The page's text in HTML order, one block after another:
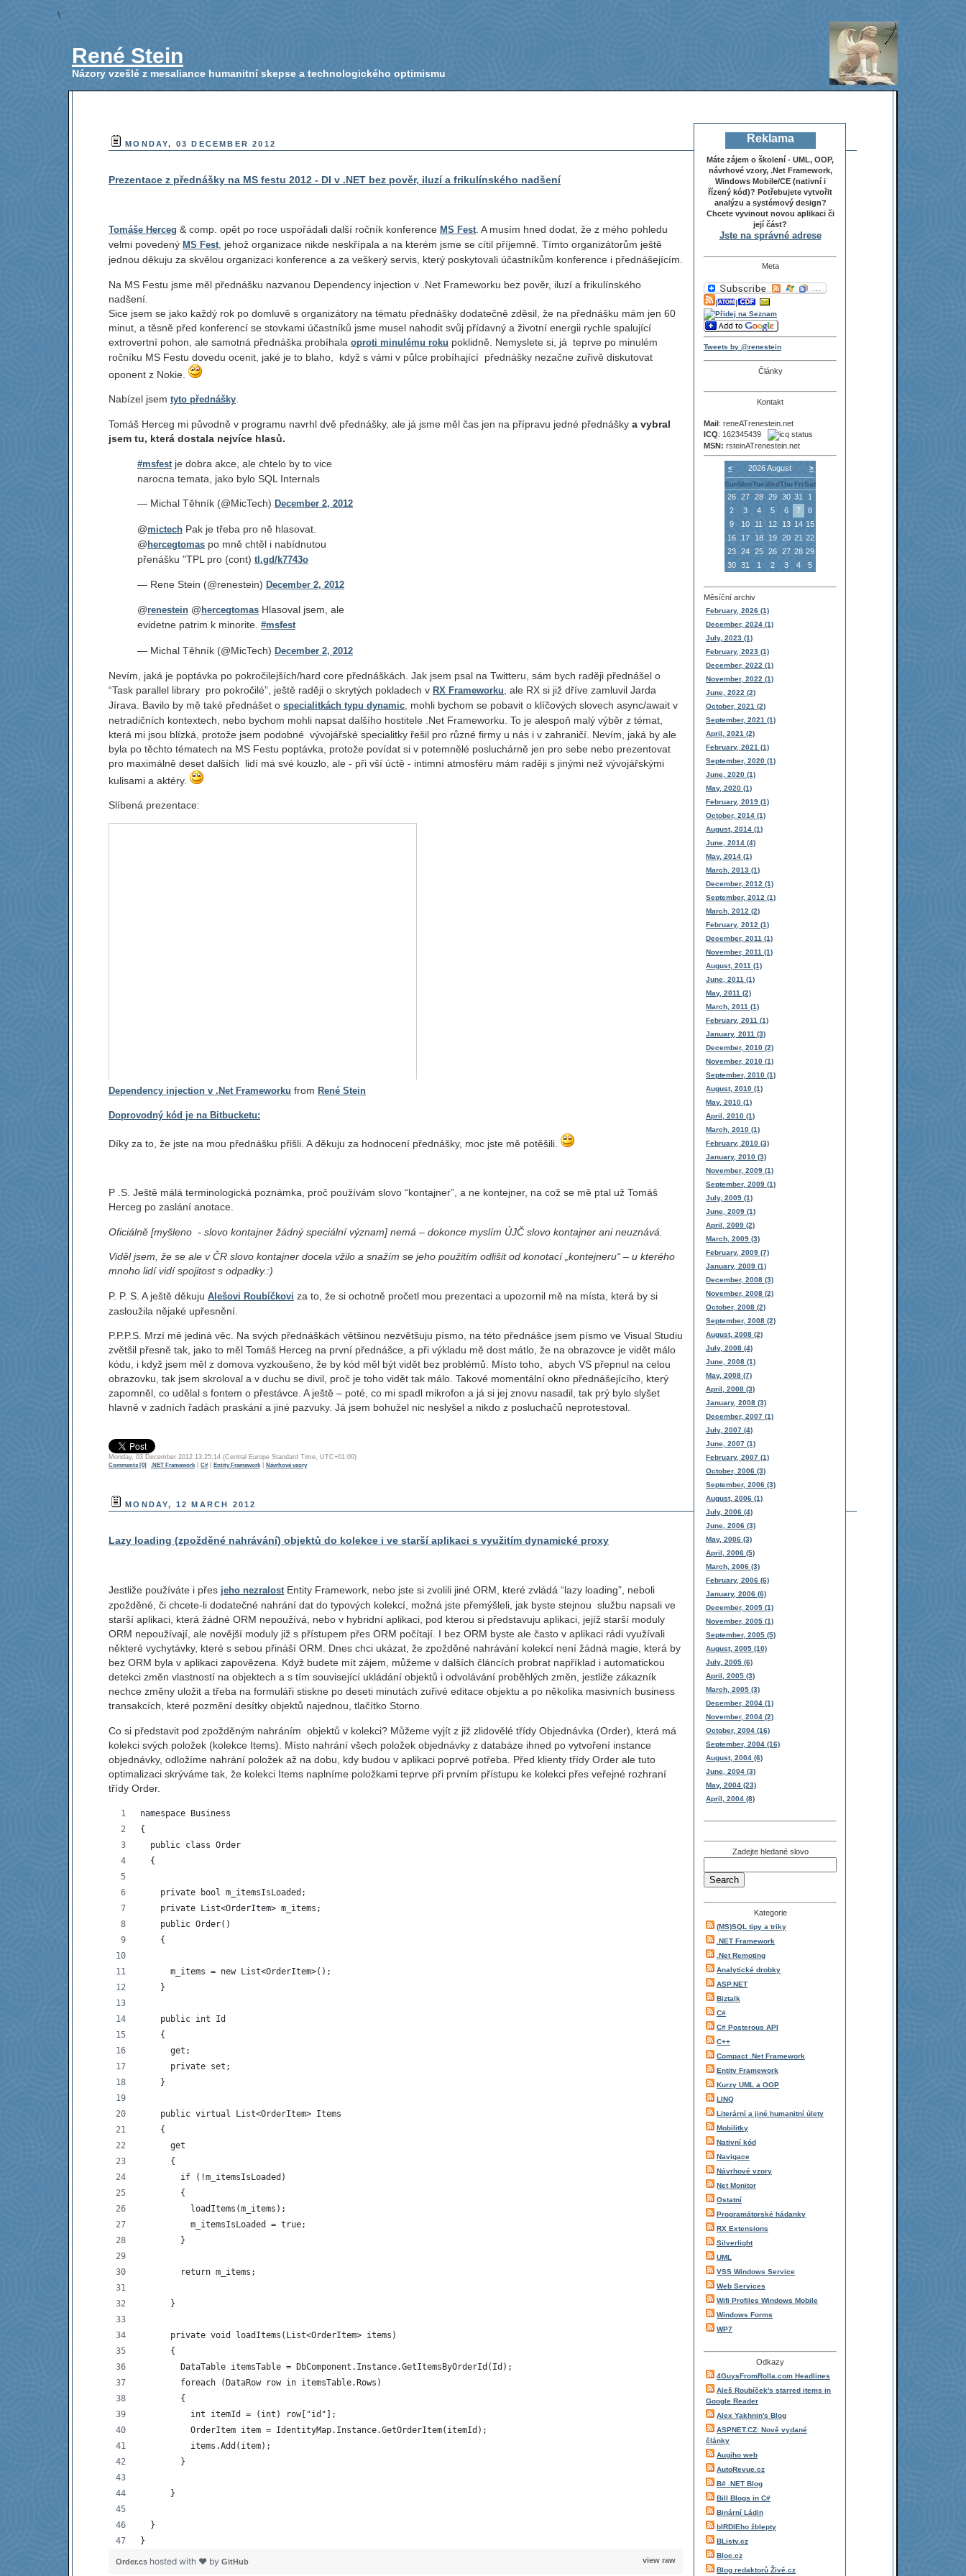
\
René Stein
Názory vzešlé z mesaliance humanitní skepse a technologického optimismu
Reklama
Máte zájem o školení - UML, OOP,
návrhové vzory, .Net Framework,
Windows Mobile/CE (nativní i
řízený kód)? Potřebujete vytvořit
analýzu a systémový design?
Chcete vyvinout novou aplikaci či
její část?
Jste na správné adrese
Meta
Tweets by @renestein
Články
Kontakt
Mail: reneATrenestein.net
ICQ: 162345439
MSN: rsteinATrenestein.net
< 2026 August
>
SunMonTueWedThu FriSat
26 27 28 29 30 31
1
2
3 4 5 6 7
8
9
10 11 12 13 14 15
16
17 18 19 20 21 22
23
24 25 26 27 28 29
30
31 1 2 3 4 5
Měsíční archiv
February, 2026 (1)
December, 2024 (1)
July, 2023 (1)
February, 2023 (1)
December, 2022 (1)
November, 2022 (1)
June, 2022 (2)
October, 2021 (2)
September, 2021 (1)
April, 2021 (2)
February, 2021 (1)
September, 2020 (1)
June, 2020 (1)
May, 2020 (1)
February, 2019 (1)
October, 2014 (1)
August, 2014 (1)
June, 2014 (4)
May, 2014 (1)
March, 2013 (1)
December, 2012 (1)
September, 2012 (1)
March, 2012 (2)
February, 2012 (1)
December, 2011 (1)
November, 2011 (1)
August, 2011 (1)
June, 2011 (1)
May, 2011 (2)
March, 2011 (1)
February, 2011 (1)
January, 2011 (3)
December, 2010 (2)
November, 2010 (1)
September, 2010 (1)
August, 2010 (1)
May, 2010 (1)
April, 2010 (1)
March, 2010 (1)
February, 2010 (3)
January, 2010 (3)
November, 2009 (1)
September, 2009 (1)
July, 2009 (1)
June, 2009 (1)
April, 2009 (2)
March, 2009 (3)
February, 2009 (7)
January, 2009 (1)
December, 2008 (3)
November, 2008 (2)
October, 2008 (2)
September, 2008 (2)
August, 2008 (2)
July, 2008 (4)
June, 2008 (1)
May, 2008 (7)
April, 2008 (3)
January, 2008 (3)
December, 2007 (1)
July, 2007 (4)
June, 2007 (1)
February, 2007 (1)
October, 2006 (3)
September, 2006 (3)
August, 2006 (1)
July, 2006 (4)
June, 2006 (3)
May, 2006 (3)
April, 2006 (5)
March, 2006 (3)
February, 2006 (6)
January, 2006 (6)
December, 2005 (1)
November, 2005 (1)
September, 2005 (5)
August, 2005 (10)
July, 2005 (6)
April, 2005 (3)
March, 2005 (3)
December, 2004 (1)
November, 2004 (2)
October, 2004 (16)
September, 2004 (16)
August, 2004 (6)
June, 2004 (3)
May, 2004 (23)
April, 2004 (8)
Zadejte hledané slovo
Kategorie
(MS)SQL tipy a triky
.NET Framework
.Net Remoting
Analytické drobky
ASP.NET
Biztalk
C#
C# Posterous API
C++
Compact .Net Framework
Entity Framework
Kurzy UML a OOP
LINQ
Literární a jiné humanitní úlety
Mobilitky
Nativní kód
Navigace
Návrhové vzory
Net Monitor
Ostatní
Programátorské hádanky
RX Extensions
Silverlight
UML
VSS Windows Service
Web Services
Wifi Profiles Windows Mobile
Windows Forms
WP7
Odkazy
4GuysFromRolla.com Headlines
Aleš Roubíček's starred items in
Google Reader
Alex Yakhnin's Blog
ASPNET.CZ: Nově vydané
články
Augiho web
AutoRevue.cz
B# .NET Blog
Bill Blogs in C#
Binární Ládin
bIRDIEho žblepty
BListy.cz
Bloc.cz
Blog redaktorů Živě.cz
MONDAY, 03 DECEMBER 2012
Prezentace z přednášky na MS festu 2012 - DI v .NET bez pověr, iluzí a frikulínského nadšení
Tomáše Herceg & comp. opět po roce uspořádali další ročník konference MS Fest . A musím hned dodat, že z mého pohledu
velmi povedený MS Fest , jehož organizace nikde neskřípala a na kterém jsme se cítil příjemně. Tímto organizátorům ještě
jednou děkuju za skvělou organizaci konference a za veškerý servis, který poskytovali účastníkům konference i přednášejícím.
Na MS Festu jsme měl přednášku nazvanou Dependency injection v .Net Frameworku bez pověr, iluzí a frikulínského
nadšení.
Sice jsem se jako každý rok po domluvě s organizátory na tématu přednášky dodatečně zděsil, že na přednášku mám jen 60
minut, a těsně před konferencí se stovkami účastníků jsme musel nahodit svůj přídavný a životní energii rychle spalující
extrovertní pohon, ale samotná přednáška probíhala oproti minulému roku poklidně. Nemyslete si, já teprve po minulém
ročníku MS Festu dovedu ocenit, jaké je to blaho, když s vámi v půlce probíhající přednášky nezačne zuřivě diskutovat
oponent z Nokie.
Nabízel jsem tyto přednášky
Tomáš Herceg mi původně v programu navrhl dvě přednášky, ale já jsme měl čas jen na přípravu jedné přednášky a vybral
jsem tu, která dostala nejvíce hlasů.
#msfest je dobra akce, ale chtelo by to vice
narocna temata, jako bylo SQL Internals
— Michal Těhník (@MicTech) December 2, 2012
@mictech Pak je třeba pro ně hlasovat.
@hercegtomas po mně chtěl i nabídnutou
přenášku "TPL pro (cont) tl.gd/k7743o
— Rene Stein (@renestein) December 2, 2012
@renestein @ hercegtomas Hlasoval jsem, ale
evidetne patrim k minorite. #msfest
— Michal Těhník (@MicTech) December 2, 2012
Nevím, jaká je poptávka po pokročilejších/hard core přednáškách. Jak jsem psal na Twitteru, sám bych raději přednášel o
“Task parallel library pro pokročilé”, ještě raději o skrytých pokladech v RX Frameworku , ale RX si již dříve zamluvil Jarda
Jírava. Bavilo by mě také přednášet o specialitkách typu dynamic , mohli bychom se pobavit o klíčových slovech async/await v
netradičních kontextech, nebo bychom mohli napsat dalšího hostitele .Net Frameworku. To je alespoň malý výběr z témat,
která mi jsou blízká, protože jsem podobné vývojářské specialitky řešil pro různé firmy u nás i v zahraničí. Nevím, jaká by ale
byla po těchto tématech na MS Festu poptávka, protože povídat si v potemnělé posluchárně jen pro sebe nebo prezentovat
pro maximálně deset dalších lidí má své kouzlo, ale - při vší úctě - intimní atmosféru mám raději s jinými než vývojářskými
kulisami a aktéry.
Slíbená prezentace:
Dependency injection v .Net Frameworku from René Stein
Doprovodný kód je na Bitbucketu:
Díky za to, že jste na mou přednášku přišli. A děkuju za hodnocení přednášky, moc jste mě potěšili.
P .S. Ještě málá terminologická poznámka, proč používám slovo “kontajner”, a ne kontejner, na což se mě ptal už Tomáš
Herceg po zaslání anotace.
Oficiálně [myšleno - slovo kontajner žádný speciální význam] nemá – dokonce myslím ÚJČ slovo kontajner ani neuznává.
Viděl jsem, že se ale v ČR slovo kontajner docela vžilo a snažím se jeho použitím odlišit od konotací „kontejneru“ – u kterého
mnoho lidí vidí spojitost s odpadky.:)
P. P. S. A ještě děkuju Alešovi Roubíčkovi za to, že si ochotně pročetl mou prezentaci a upozornil mě na místa, která by si
zasloužila nějaké upřesnění.
P.P.P.S. Mrzí mě jediná věc. Na svých přednáškách většinou nezvětšuju písmo, na této přednášce jsem písmo ve Visual Studiu
zvětšil přesně tak, jako to měl Tomáš Herceg na první přednášce, a při výkladu mě dost mátlo, že na obrazovce je vidět málo
kódu, i když jsem měl z domova vyzkoušeno, že by kód měl být vidět bez problémů. Místo toho, abych VS přepnul na celou
obrazovku, tak jsem skroloval a v duchu se divil, proč je toho vidět tak málo. Takové momentální okno přednášejícího, který
zapomněl, co udělal s fontem o přestávce. A ještě – poté, co mi spadl mikrofon a já si jej znovu nasadil, tak prý bylo slyšet
hlavně v zadních řadách praskání a jiné pazvuky. Já jsem bohužel nic neslyšel a nikdo z posluchačů neprotestoval.
Monday, 03 December 2012 13:25:14 (Central Europe Standard Time, UTC+01:00)
Comments [0] .NET Framework| C#| Entity Framework| Návrhové vzory
MONDAY, 12 MARCH 2012
Lazy loading (zpožděné nahrávání) objektů do kolekce i ve starší aplikaci s využitím dynamické proxy
Jestliže používáte i přes jeho nezralost Entity Framework, nebo jste si zvolili jiné ORM, které zvládá “lazy loading”, neboli
zpožděné, či chcete-li dodatečné nahrání dat do typových kolekcí, možná jste přemýšleli, jak byste stejnou službu napsali ve
starší aplikaci, která žádné ORM nepoužívá, nebo v hybridní aplikaci, pod kterou si představuju aplikaci, jejíž starší moduly
ORM nepoužívají, ale novější moduly již s přístupem přes ORM počítají. I bez ORM byste ale často v aplikaci rádi využívali
některé vychytávky, které s sebou přináší ORM. Dnes chci ukázat, že zpožděné nahrávání kolekcí není žádná magie, která by
bez ORM byla v aplikaci zapovězena. Když budete mít zájem, můžeme v dalších článcích probrat například i automatickou
detekci změn vlastností na objektech a s tím související ukládání objektů i odvolávání proběhlých změn, jestliže zákazník
nechce změny uložit a třeba na formuláři stiskne po deseti minutách zuřivé editace objektu a po několika masivních business
transakcích, které pozmění desítky objektů najednou, tlačítko Storno.
Co si představit pod zpožděným nahráním objektů v kolekci? Můžeme vyjít z již zlidovělé třídy Objednávka (Order), která má
kolekci svých položek (kolekce Items). Místo nahrání všech položek objednávky z databáze ihned po vytvoření instance
objednávky, odložíme nahrání položek až na dobu, kdy budou v aplikaci poprvé potřeba. Před klienty třídy Order ale tuto
optimalizaci skrýváme tak, že kolekci Items naplníme položkami teprve při prvním přístupu ke kolekci přes veřejné rozhraní
třídy Order.
namespace Business
{
  public class Order
  {
    private bool m_itemsIsLoaded;
    private List<OrderItem> m_items;
    public Order()
    {
      m_items = new List<OrderItem>();
    }
    public int Id
    {
      get;
      private set;
    }
    public virtual List<OrderItem> Items
    {
      get
      {
        if (!m_itemsIsLoaded)
        {
          loadItems(m_items);
          m_itemsIsLoaded = true;
        }
        return m_items;
      }
      private void loadItems(List<OrderItem> items)
      {
        DataTable itemsTable = DbComponent.Instance.GetItemsByOrderId(Id);
        foreach (DataRow row in itemsTable.Rows)
        {
          int itemId = (int) row["id"];
          OrderItem item = IdentityMap.Instance.GetOrderItem(itemId);
          items.Add(item);
        }
      }
  }
}
view raw
Order.cs hosted with ❤ by GitHub